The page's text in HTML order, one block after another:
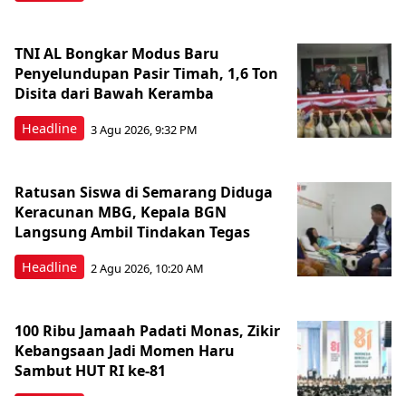
Headline
TNI AL Bongkar Modus Baru
Penyelundupan Pasir Timah, 1,6 Ton
Disita dari Bawah Keramba
3 Agu 2026, 9:32 PM
Headline
Ratusan Siswa di Semarang Diduga
Keracunan MBG, Kepala BGN
Langsung Ambil Tindakan Tegas
2 Agu 2026, 10:20 AM
100 Ribu Jamaah Padati Monas, Zikir
Kebangsaan Jadi Momen Haru
Sambut HUT RI ke-81